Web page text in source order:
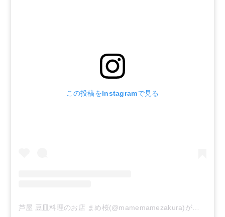
この投稿をInstagramで見る
芦屋 豆皿料理のお店 まめ桜(@mamemamezakura)がシェアした投稿